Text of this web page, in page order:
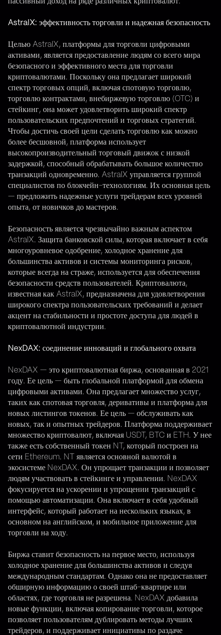
AstralX: эффективность торговли и надежная безопасность
Целью AstralX, платформы для торговли цифровыми
активами, является предоставление людям со всего мира
безопасного и эффективного места для торговли
криптовалютами. Поскольку она предлагает широкий
спектр торговых опций, включая спотовую торговлю,
торговлю контрактами, внебиржевую торговлю (OTC) и
стейкинг, она может удовлетворить широкий спектр
пользовательских предпочтений и торговых стратегий.
Чтобы достичь своей цели сделать торговлю как можно
более бесшовной, платформа использует
высокопроизводительный торговый движок с низкой
задержкой, способный обрабатывать большое количество
транзакций одновременно. AstralX управляется группой
специалистов по блокчейн-технологиям. Их основная цель
— предложить надежные услуги трейдерам всех уровней
опыта, от новичков до мастеров.
Безопасность является чрезвычайно важным аспектом
AstralX. Защита банковской силы, которая включает в себя
многоуровневое одобрение, холодное хранение для
большинства активов и системы мониторинга рисков,
которые всегда на страже, используется для обеспечения
безопасности средств пользователей. Криптовалюта,
известная как AstralX, предназначена для удовлетворения
широкого спектра пользовательских требований и делает
акцент на стабильности и простоте доступа для людей в
криптовалютной индустрии.
NexDAX: соединение инноваций и глобального охвата
NexDAX — это криптовалютная биржа, основанная в 2021
году. Ее цель — быть глобальной платформой для обмена
цифровыми активами. Она предлагает множество услуг,
таких как спотовая торговля, деривативы и платформа для
новых листингов токенов. Ее цель — обслуживать как
новых, так и опытных трейдеров. Платформа поддерживает
множество криптовалют, включая USDT, BTC и ETH. У нее
также есть собственный токен NT, который построен на
сети Ethereum. NT является основной валютой в
экосистеме NexDAX. Он упрощает транзакции и позволяет
людям участвовать в стейкинге и управлении. NexDAX
фокусируется на ускорении и упрощении транзакций с
помощью автоматизации. Она включает в себя удобный
интерфейс, который работает на нескольких языках, в
основном на английском, и мобильное приложение для
торговли на ходу.
Биржа ставит безопасность на первое место, используя
холодное хранение для большинства активов и следуя
международным стандартам. Однако она не предоставляет
обширную информацию о своей штаб-квартире или
областях, где торговля не разрешена. NexDAX добавила
новые функции, включая копирование торговли, которое
позволяет пользователям дублировать методы лучших
трейдеров, и поддерживает инициативы по раздаче